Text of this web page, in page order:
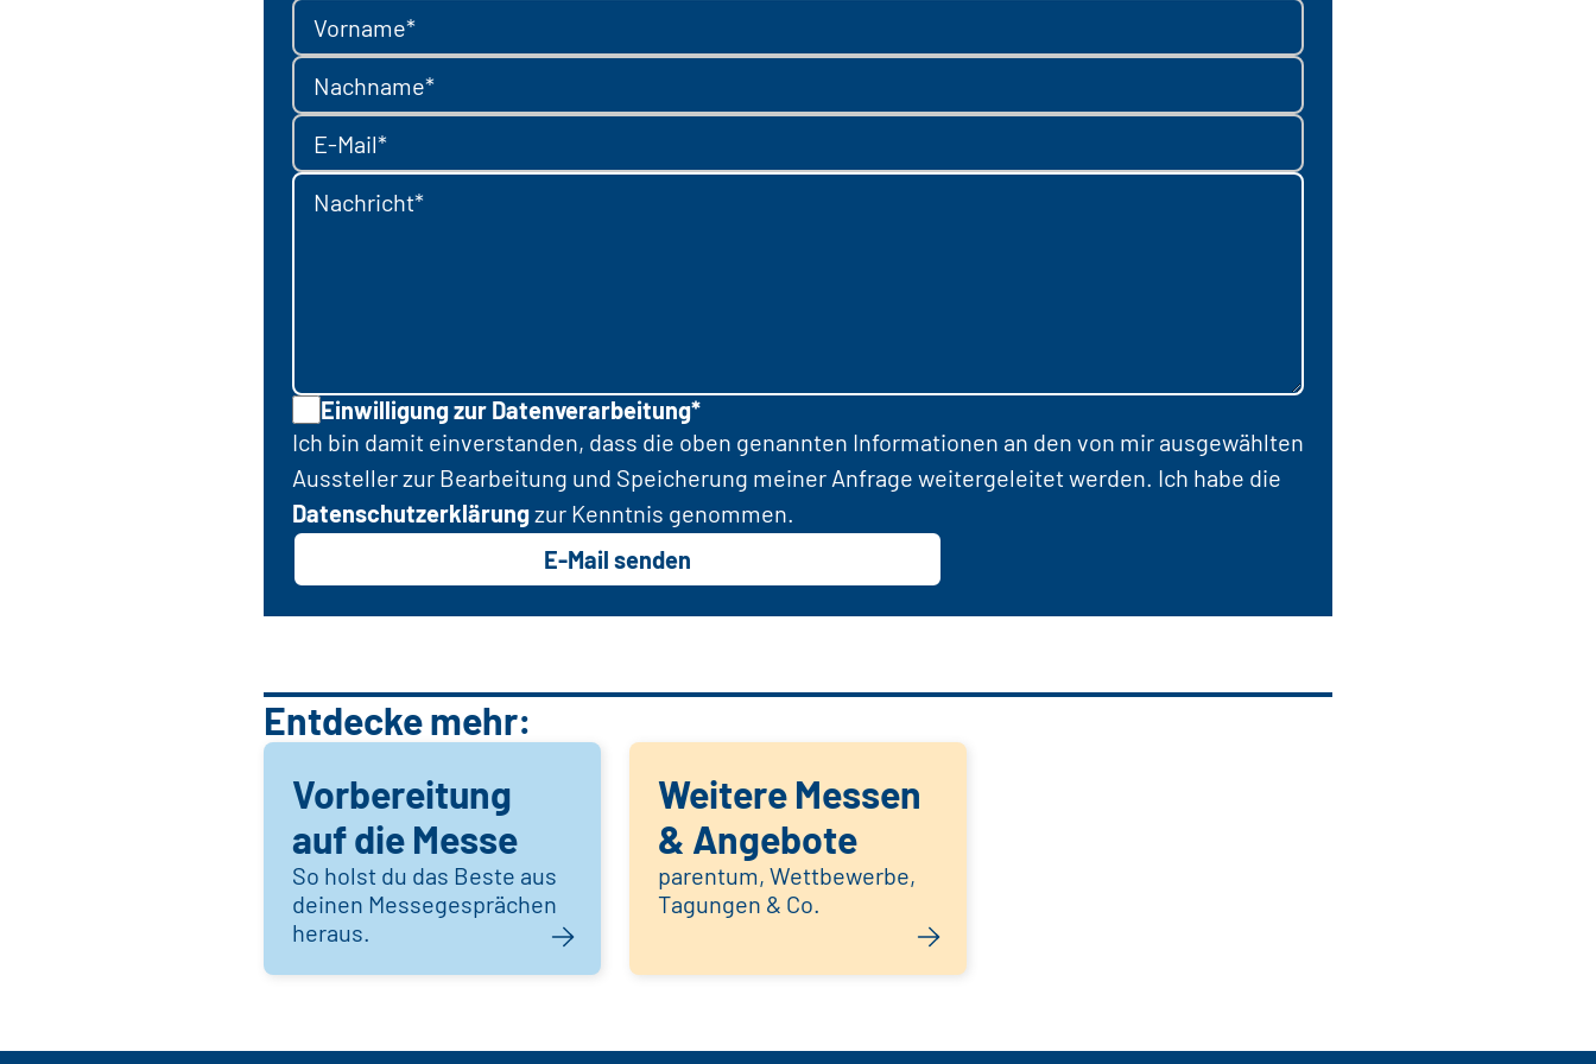
Vorname*
Nachname*
E-Mail*
Nachricht*
Einwilligung zur Datenverarbeitung*
Ich bin damit einverstanden, dass die oben genannten Informationen an den von mir ausgewählten
Aussteller zur Bearbeitung und Speicherung meiner Anfrage weitergeleitet werden. Ich habe die
Datenschutzerklärungzur Kenntnis genommen.
E-Mail senden
Entdecke mehr:
Vorbereitung
auf die Messe
So holst du das Beste aus
deinen Messegesprächen
heraus.
Weitere Messen
& Angebote
parentum, Wettbewerbe,
Tagungen & Co.